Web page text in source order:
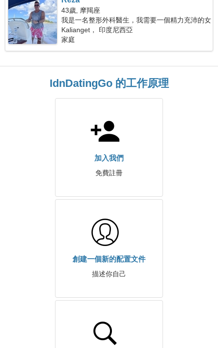
43歲, 摩羯座
我是一名整形外科醫生，我需要一個精力充沛的女
人
Kalianget， 印度尼西亞
家庭
IdnDatingGo 的工作原理
加入我們
免費註冊
創建一個新的配置文件
描述你自己